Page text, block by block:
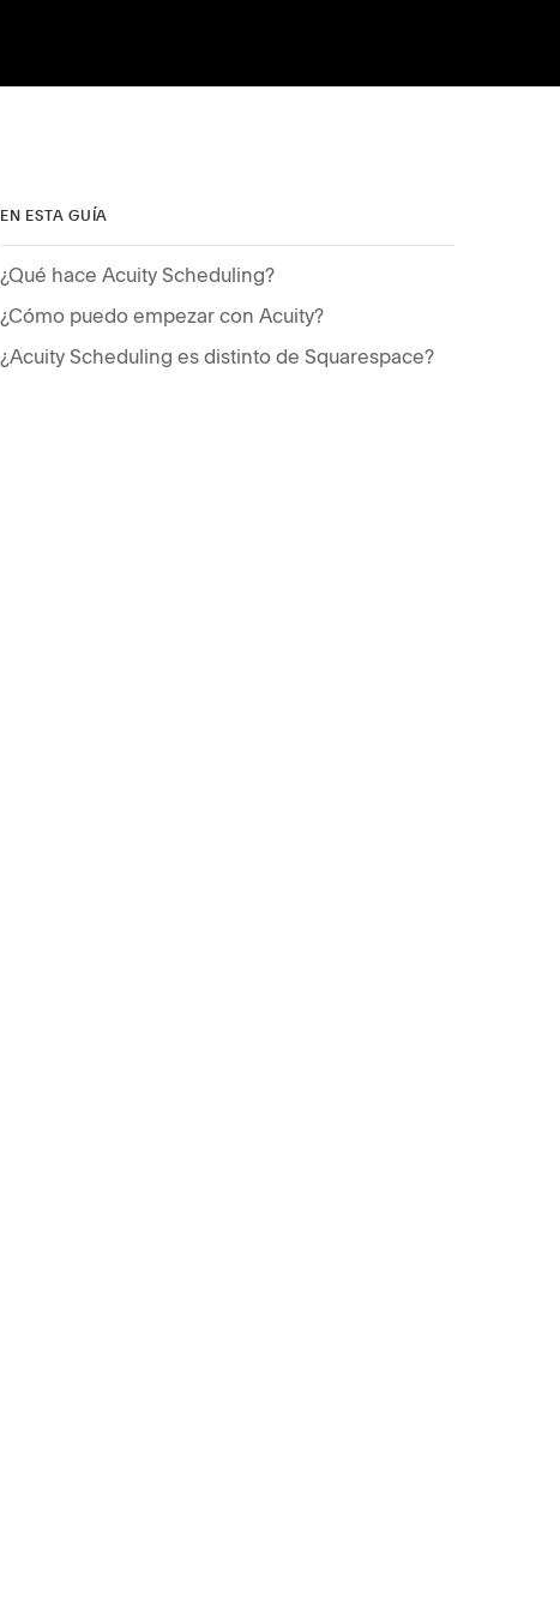
EN ESTA GUÍA
¿Qué hace Acuity Scheduling?
¿Cómo puedo empezar con Acuity?
¿Acuity Scheduling es distinto de Squarespace?